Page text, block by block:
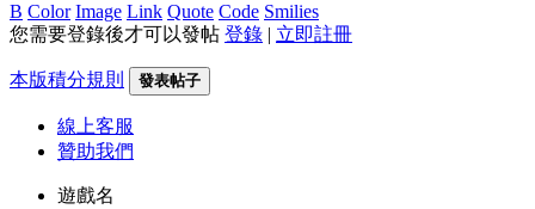
B Color Image Link Quote Code Smilies
您需要登錄後才可以發帖 登錄 | 立即註冊
本版積分規則 發表帖子
線上客服
贊助我們
遊戲名